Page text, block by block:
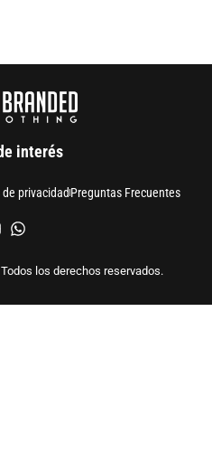
interés
privacidadPreguntas Frecuentes
los derechos reservados.